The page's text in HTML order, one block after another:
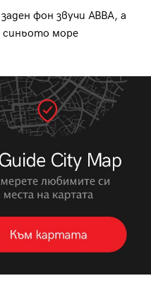
фон звучи ABBA, а
синьото море